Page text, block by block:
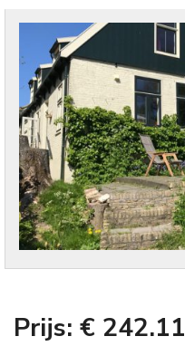
Prijs: € 242.11